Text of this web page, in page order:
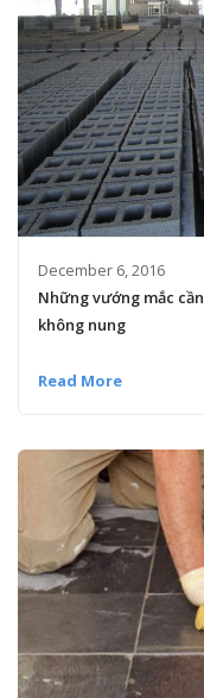
December 6, 2016
Những vướng mắc
không nung
Read More